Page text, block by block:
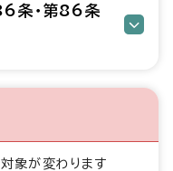
条・第86条
象が変わります